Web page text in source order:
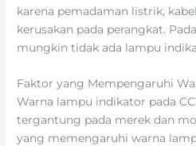
karena pemadaman listrik,
kerusakan pada perangkat.
mungkin tidak ada lampu
Faktor yang Mempengaruhi
Warna lampu indikator pada
tergantung pada merek dan
yang memengaruhi warna